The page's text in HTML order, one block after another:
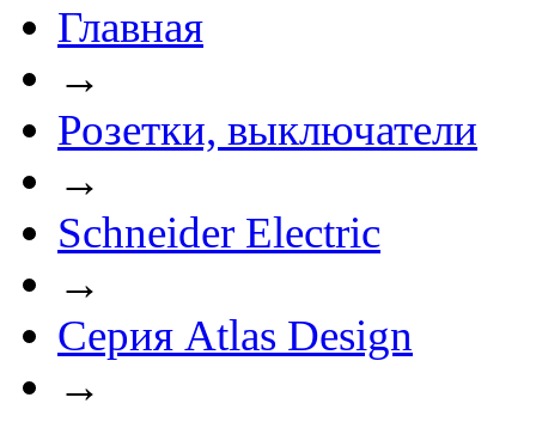
Главная
→
Розетки, выключатели
→
Schneider Electric
→
Серия Atlas Design
→